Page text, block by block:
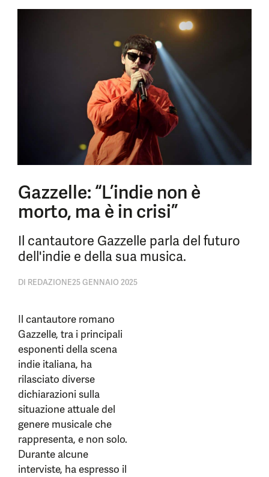
Gazzelle: “L’indie non è
morto, ma è in crisi”
Il cantautore Gazzelle parla del futuro
dell'indie e della sua musica.
DI REDAZIONE25 GENNAIO 2025
Il cantautore romano
Gazzelle, tra i principali
esponenti della scena
indie italiana, ha
rilasciato diverse
dichiarazioni sulla
situazione attuale del
genere musicale che
rappresenta, e non solo.
Durante alcune
interviste, ha espresso il